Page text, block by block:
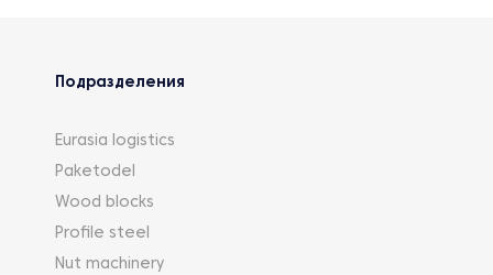
Подразделения
Eurasia logistics
Paketodel
Wood blocks
Profile steel
Nut machinery